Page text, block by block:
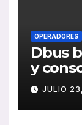
OPERADORES
Dbus
y
JULIO